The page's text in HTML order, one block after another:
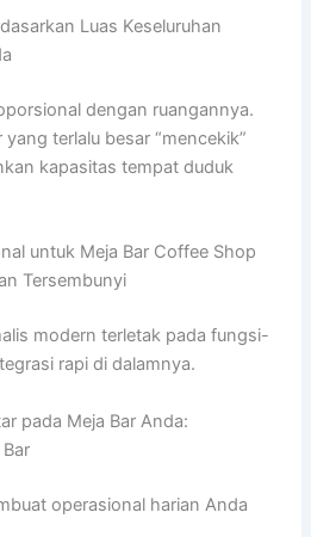
Luas Keseluruhan
dengan ruangannya.
terlalu besar “mencekik”
kapasitas tempat duduk
untuk Meja Bar Coffee Shop
Tersembunyi
modern terletak pada fungsi-
rapi di dalamnya.
pada Meja Bar Anda:
operasional harian Anda